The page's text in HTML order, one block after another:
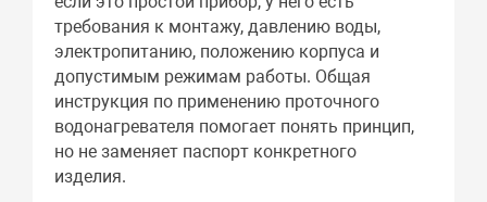
требования к монтажу, давлению воды,
электропитанию, положению корпуса и
допустимым режимам работы. Общая
инструкция по применению проточного
водонагревателя помогает понять принцип,
но не заменяет паспорт конкретного
изделия.